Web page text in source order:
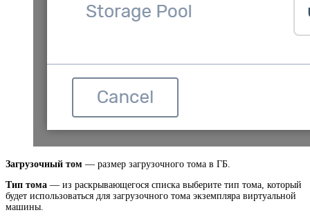
Загрузочный том — размер загрузочного тома в ГБ.
Тип тома — из раскрывающегося списка выберите тип тома, который
будет использоваться для загрузочного тома экземпляра виртуальной
машины.